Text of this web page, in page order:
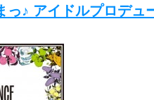
♪ アイドルプロデュ